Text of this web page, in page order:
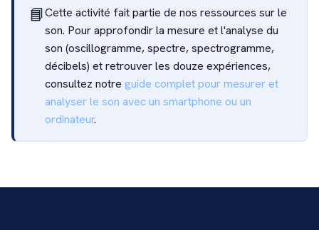
📘Cette activité fait partie de nos ressources sur le
son. Pour approfondir la mesure et l'analyse du
son (oscillogramme, spectre, spectrogramme,
décibels) et retrouver les douze expériences,
consultez notre guide complet pour mesurer et
analyser le son avec un smartphone ou un
ordinateur.